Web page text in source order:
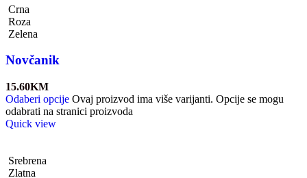
Crna
Roza
Zelena
Novčanik
15.60KM
Odaberi opcije Ovaj proizvod ima više varijanti. Opcije se mogu
odabrati na stranici proizvoda
Quick view
Srebrena
Zlatna